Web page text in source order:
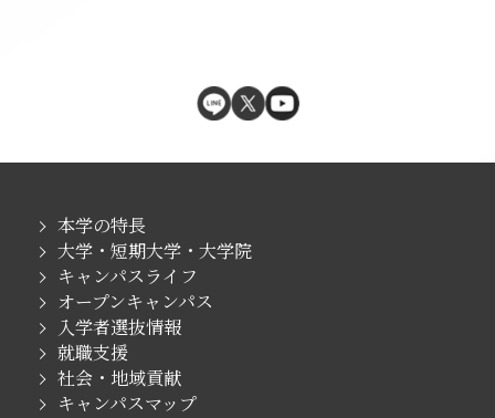
本学の特長
大学・短期大学・大学院
キャンパスライフ
オープンキャンパス
入学者選抜情報
就職支援
社会・地域貢献
キャンパスマップ